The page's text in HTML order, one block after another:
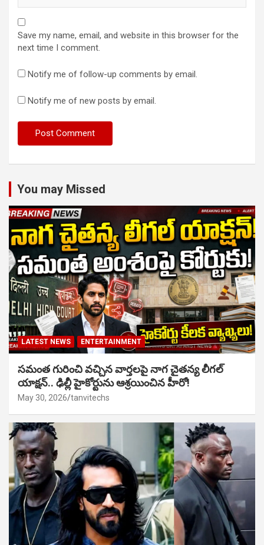
Save my name, email, and website in this browser for the
next time I comment.
Notify me of follow-up comments by email.
Notify me of new posts by email.
You may Missed
LATEST NEWS ENTERTAINMENT
సమంత గురించి వచ్చిన వార్తలపై నాగ చైతన్య లీగల్
యాక్షన్.. ఢిల్లీ హైకోర్టును ఆశ్రయించిన హీరో!
May 30, 2026 tanvitechs